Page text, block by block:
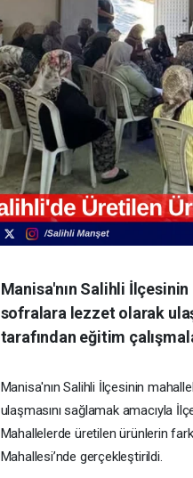
Manisa'nın Salihli
sofralara lezzet olarak
tarafından eğitim
Manisa'nın Salihli İlçesinin
ulaşmasını sağlamak amacıyla
Mahallelerde üretilen ürünlerin
Mahallesi’nde gerçekleştirildi.